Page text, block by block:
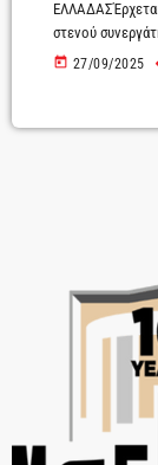
στενού
το
των έσω το
today 27/09/2025